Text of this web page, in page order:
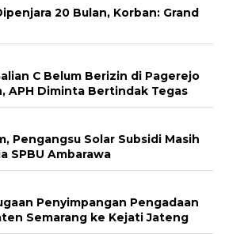
20 Bulan, Korban: Grand
C Belum Berizin di Pagerejo
APH Diminta Bertindak Tegas
Pengangsu Solar Subsidi Masih
SPBU Ambarawa
Penyimpangan Pengadaan
Semarang ke Kejati Jateng